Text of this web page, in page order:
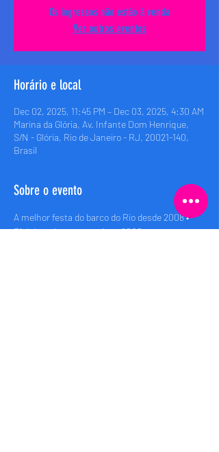
Os ingressos não estão à venda
Ver outros eventos
Horário e local
Dec 02, 2025, 11:45 PM – Dec 03, 2025, 4:30 AM
Marina da Glória, Av. Infante Dom Henrique,
S/N - Glória, Rio de Janeiro - RJ, 20021-140,
Brasil
Sobre o evento
A melhor festa do barco do Rio desde 2008 •
Rio’s best boat party since 2008